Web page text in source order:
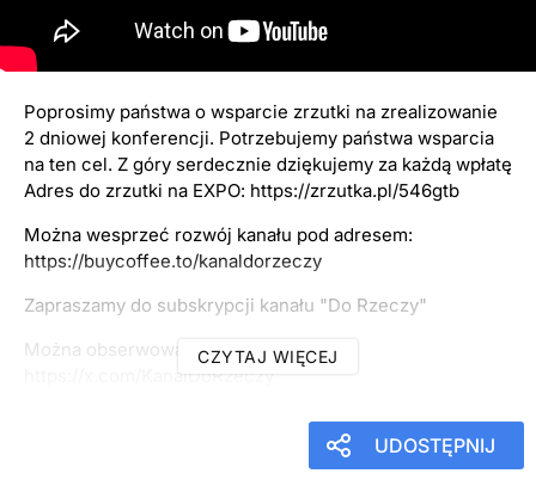
Dr S. Ozdyk
września
Poprosimy państwa o wsparcie zrzutki na zrealizowanie
2 dniowej konferencji. Potrzebujemy państwa wsparcia
na ten cel. Z góry serdecznie dziękujemy za każdą wpłatę
Adres do zrzutki na EXPO: https://zrzutka.pl/546gtb
Można wesprzeć rozwój kanału pod adresem:
https://buycoffee.to/kanaldorzeczy
Zapraszamy do subskrypcji kanału "Do Rzeczy"
Można obserwować nas na X:
https://x.com/KanalDoRzeczy
CZYTAJ WIĘCEJ
UDOSTĘPNIJ